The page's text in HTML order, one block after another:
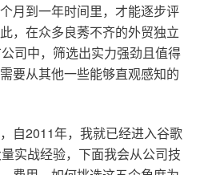
月到一年时间里，才能逐步评
，在众多良莠不齐的外贸独立
司中，筛选出实力强劲且值得
要从其他一些能够直观感知的
自2011年，我就已经进入谷歌
实战经验，下面我会从公司技